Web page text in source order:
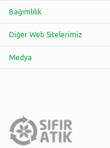
Bağımlılık
Diğer Web Sitelerimiz
Medya